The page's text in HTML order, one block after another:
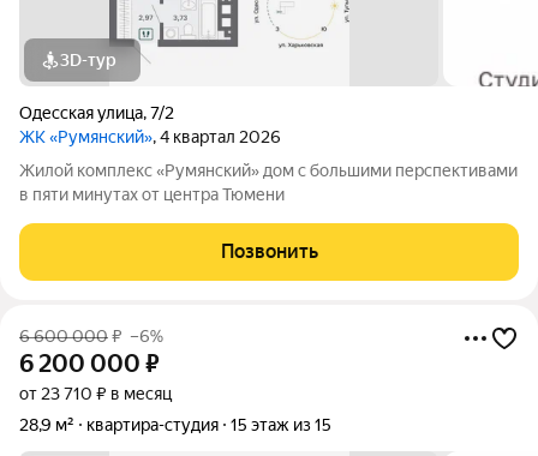
3D-тур
Одесская улица,7/2
ЖК «Румянский», 4 квартал 2026
Жилой комплекс «Румянский» дом с большими перспективами
в пяти минутах от центра Тюмени
Позвонить
6 600 000₽ –6%
6 200 000 ₽
от 23 710 ₽ в месяц
28,9 м²
квартира-студия 15 этаж из 15